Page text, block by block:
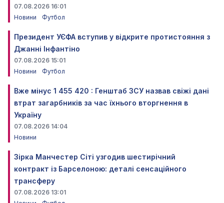
07.08.2026 16:01
Новини
Футбол
Президент УЄФА вступив у відкрите протистояння з
Джанні Інфантіно
07.08.2026 15:01
Новини
Футбол
Вже мінус 1 455 420 : Генштаб ЗСУ назвав свіжі дані
втрат загарбників за час їхнього вторгнення в
Україну
07.08.2026 14:04
Новини
Зірка Манчестер Сіті узгодив шестирічний
контракт із Барселоною: деталі сенсаційного
трансферу
07.08.2026 13:01